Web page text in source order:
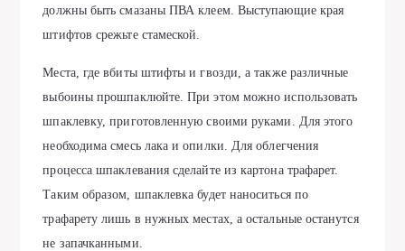
должны быть смазаны ПВА клеем. Выступающие края
штифтов срежьте стамеской.
Места, где вбиты штифты и гвозди, а также различные
выбоины прошпаклюйте. При этом можно использовать
шпаклевку, приготовленную своими руками. Для этого
необходима смесь лака и опилки. Для облегчения
процесса шпаклевания сделайте из картона трафарет.
Таким образом, шпаклевка будет наноситься по
трафарету лишь в нужных местах, а остальные останутся
не запачканными.